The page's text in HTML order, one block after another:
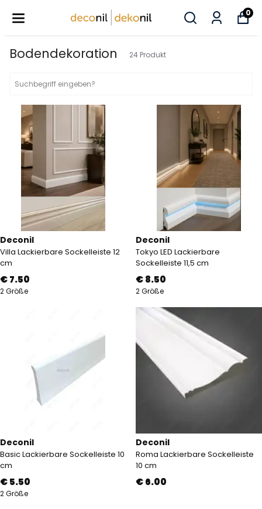
0
Bodendekoration 24 Produkt
Deconil
Villa Lackierbare Sockelleiste 12
cm
€ 7.50
2 Größe
Deconil
Tokyo LED Lackierbare
Sockelleiste 11,5 cm
€ 8.50
2 Größe
Deconil
Basic Lackierbare Sockelleiste 10
cm
€ 5.50
2 Größe
Deconil
Roma Lackierbare Sockelleiste
10 cm
€ 6.00